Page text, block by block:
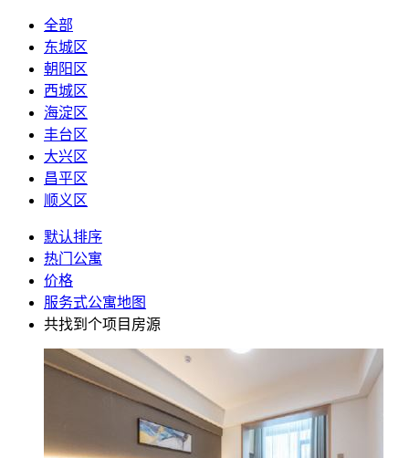
全部
东城区
朝阳区
西城区
海淀区
丰台区
大兴区
昌平区
顺义区
默认排序
热门公寓
价格
服务式公寓地图
共找到 个项目房源